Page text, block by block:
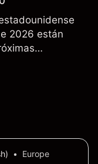
2026 están
•
Europe